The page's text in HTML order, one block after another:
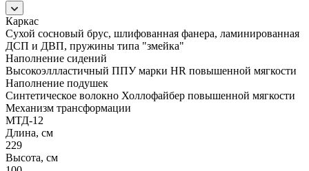
Каркас
Сухой сосновый брус, шлифованная фанера, ламинированная
ДСП и ДВП, пружины типа "змейка"
Наполнение сидений
Высокоэллластичный ППУ марки HR повышенной мягкости
Наполнение подушек
Cинтетическое волокно Холлофайбер повышенной мягкости
Механизм трансформации
МТД-12
Длина, см
229
Высота, см